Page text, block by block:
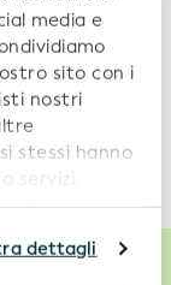
media e
sito con i
nostri
stessi hanno
servizi.
la nostra
dettagli
LEI